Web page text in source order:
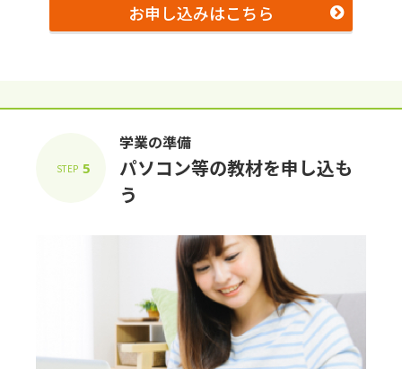
お申し込みはこちら
STEP 5
学業の準備
パソコン等の教材を申し込も
う